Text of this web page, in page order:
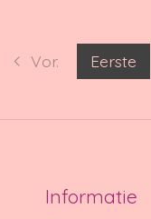
Vor. Eerste
Informatie